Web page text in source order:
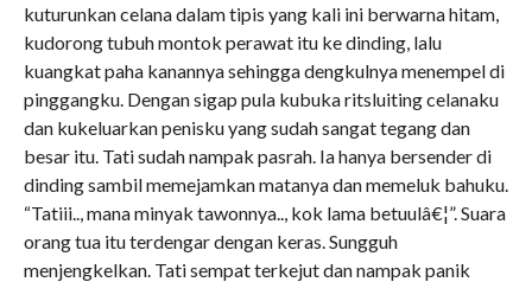
kuturunkan celana dalam tipis yang kali ini berwarna hitam,
kudorong tubuh montok perawat itu ke dinding, lalu
kuangkat paha kanannya sehingga dengkulnya menempel di
pinggangku. Dengan sigap pula kubuka ritsluiting celanaku
dan kukeluarkan penisku yang sudah sangat tegang dan
besar itu. Tati sudah nampak pasrah. Ia hanya bersender di
dinding sambil memejamkan matanya dan memeluk bahuku.
“Tatiii.., mana minyak tawonnya.., kok lama betuulâ€¦”. Suara
orang tua itu terdengar dengan keras. Sungguh
menjengkelkan. Tati sempat terkejut dan nampak panik